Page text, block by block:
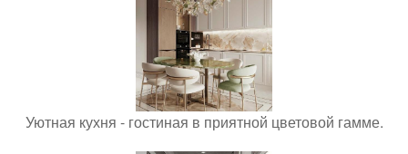
Уютная кухня - гостиная в приятной цветовой гамме.